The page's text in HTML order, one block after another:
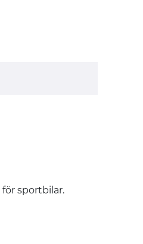
sportbilar.